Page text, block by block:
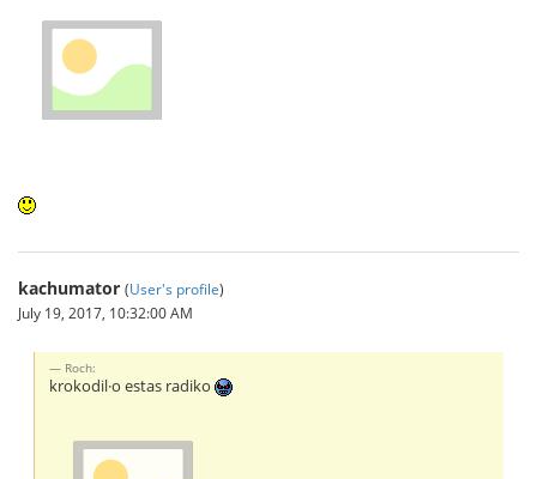
kachumator (User's profile)
July 19, 2017, 10:32:00 AM
Roch:
krokodil·o estas radiko